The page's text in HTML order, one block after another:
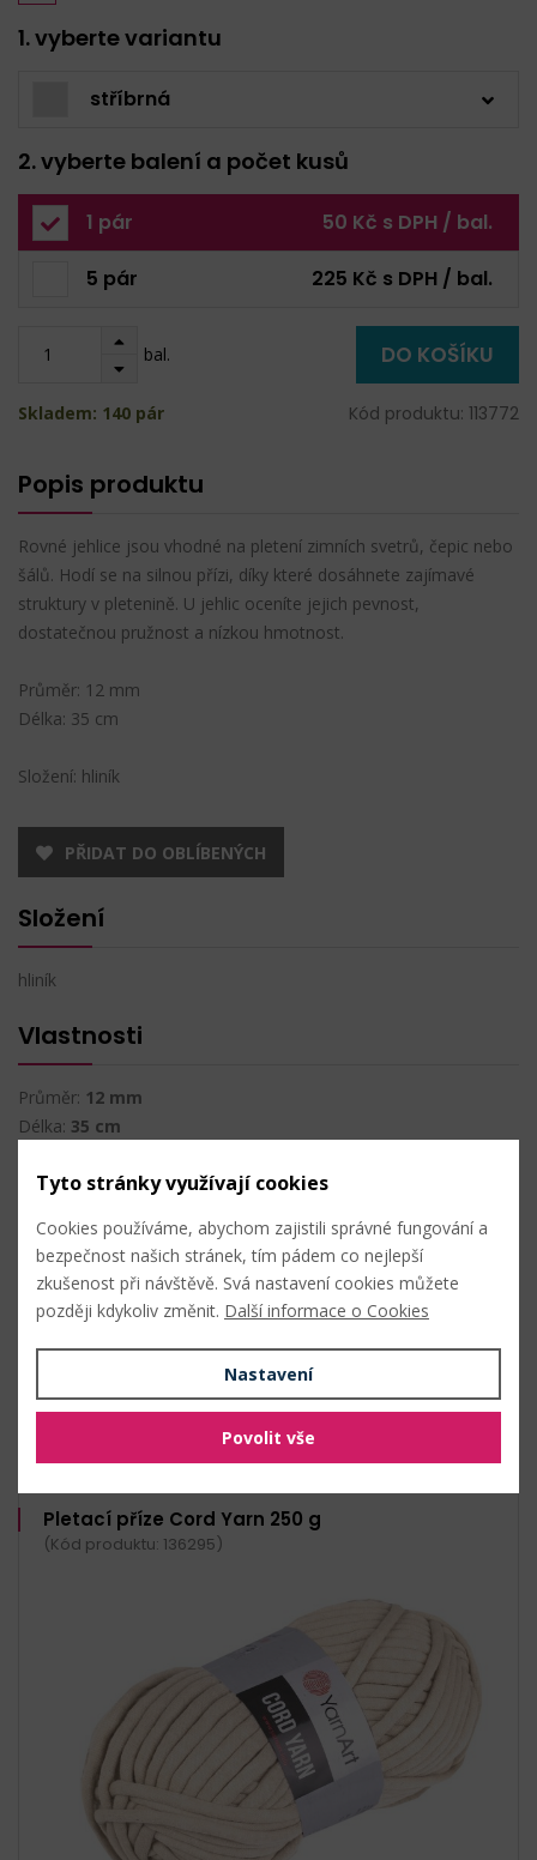
1. vyberte variantu
stříbrná
2. vyberte balení a počet kusů
1 pár 50 Kč s DPH / bal.
5 pár 225 Kč s DPH / bal.
bal. DO KOŠÍKU
Skladem: 140 pár Kód produktu: 113772
Popis produktu
Rovné jehlice jsou vhodné na pletení zimních svetrů, čepic nebo
šálů. Hodí se na silnou přízi, díky které dosáhnete zajímavé
struktury v pletenině. U jehlic oceníte jejich pevnost,
dostatečnou pružnost a nízkou hmotnost.
Průměr: 12 mm
Délka: 35 cm
Složení: hliník
PŘIDAT DO OBLÍBENÝCH
Složení
hliník
Vlastnosti
Průměr: 12 mm
Délka: 35 cm
pletení
Nahlásit problém
Pletací příze Cord Yarn 250 g
(Kód produktu: 136295)
Tyto stránky využívají cookies
Cookies používáme, abychom zajistili správné fungování a
bezpečnost našich stránek, tím pádem co nejlepší
zkušenost při návštěvě. Svá nastavení cookies můžete
později kdykoliv změnit. Další informace o Cookies
Nastavení
Povolit vše